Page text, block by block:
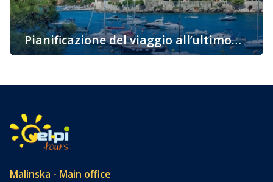
Pianificazione del viaggio all’ultimo
momento – l’isola di Krk
ci sono avventurieri a cui non importa come arrivare a
andare spontaneamente al loro viaggio. Ma anche tra noi
ci sono quelli che, a causa di vari obblighi, semplicemente
non sono […]
Malinska - Main office